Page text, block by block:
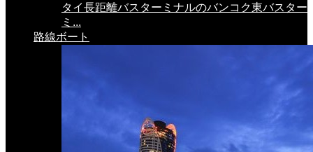
タイ長距離バスターミナルのバンコク東バスター
ミ...
路線ボート